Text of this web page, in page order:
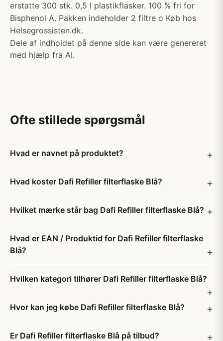
erstatte 300 stk. 0,5 l plastikflasker. 100 % fri for
Bisphenol A. Pakken indeholder 2 filtre o Køb hos
Helsegrossisten.dk.
Dele af indholdet på denne side kan være genereret
med hjælp fra AI.
Ofte stillede spørgsmål
Hvad er navnet på produktet?
Hvad koster Dafi Refiller filterflaske Blå?
Hvilket mærke står bag Dafi Refiller filterflaske Blå?
Hvad er EAN / Produktid for Dafi Refiller filterflaske
Blå?
Hvilken kategori tilhører Dafi Refiller filterflaske Blå?
Hvor kan jeg købe Dafi Refiller filterflaske Blå?
Er Dafi Refiller filterflaske Blå på tilbud?